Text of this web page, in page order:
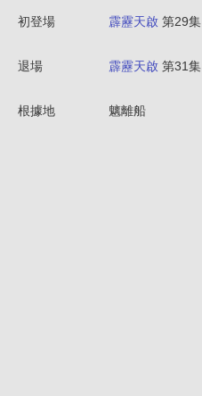
初登場 霹靂天啟 第29集
退場 霹靂天啟 第31集
根據地 魑離船